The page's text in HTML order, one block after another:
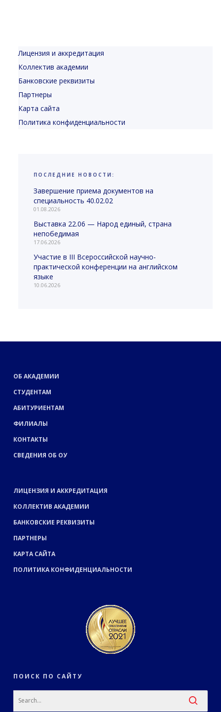
Лицензия и аккредитация
Коллектив академии
Банковские реквизиты
Партнеры
Карта сайта
Политика конфиденциальности
ПОСЛЕДНИЕ НОВОСТИ:
Завершение приема документов на
специальность 40.02.02
01.08.2026
Выставка 22.06 — Народ единый, страна
непобедимая
17.06.2026
Участие в III Всероссийской научно-
практической конференции на английском
языке
10.06.2026
ОБ АКАДЕМИИ
СТУДЕНТАМ
АБИТУРИЕНТАМ
ФИЛИАЛЫ
КОНТАКТЫ
СВЕДЕНИЯ ОБ ОУ
ЛИЦЕНЗИЯ И АККРЕДИТАЦИЯ
КОЛЛЕКТИВ АКАДЕМИИ
БАНКОВСКИЕ РЕКВИЗИТЫ
ПАРТНЕРЫ
КАРТА САЙТА
ПОЛИТИКА КОНФИДЕНЦИАЛЬНОСТИ
ПОИСК ПО САЙТУ